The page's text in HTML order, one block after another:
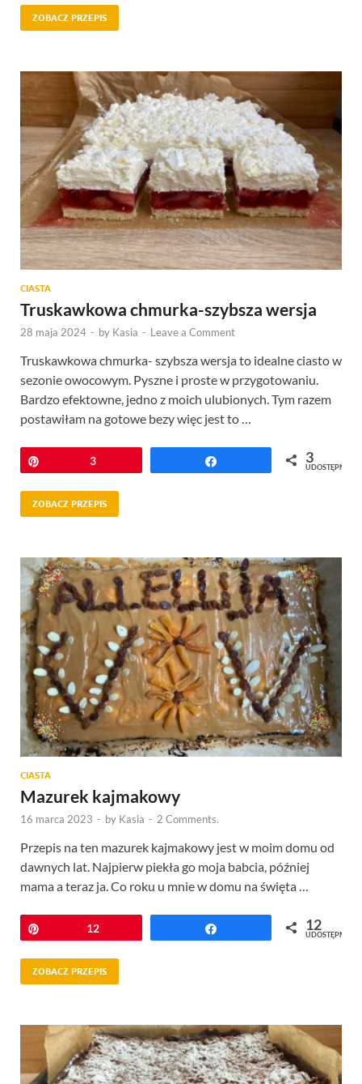
ZOBACZ PRZEPIS
CIASTA
Truskawkowa chmurka-szybsza wersja
28 maja 2024 - by Kasia - Leave a Comment
Truskawkowa chmurka- szybsza wersja to idealne ciasto w
sezonie owocowym. Pyszne i proste w przygotowaniu.
Bardzo efektowne, jedno z moich ulubionych. Tym razem
postawiłam na gotowe bezy więc jest to …
Przypnij3 3
UDOSTĘPNIEŃ
ZOBACZ PRZEPIS
CIASTA
Mazurek kajmakowy
16 marca 2023 - by Kasia - 2 Comments.
Przepis na ten mazurek kajmakowy jest w moim domu od
dawnych lat. Najpierw piekła go moja babcia, później
mama a teraz ja. Co roku u mnie w domu na święta …
Przypnij12 12
UDOSTĘPNIEŃ
ZOBACZ PRZEPIS